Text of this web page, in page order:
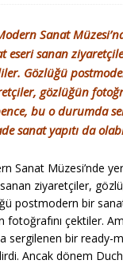
Sanat
eseri sanan
Gözlüğü
gözlüğün
bu o durumda
sanat yapıtı da
Sanat Müzesi’nde
ziyaretçiler,
postmodern bir
çektiler.
sergilenen bir ready-
Ancak dönem